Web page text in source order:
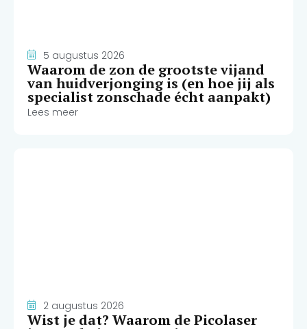
5 augustus 2026
Waarom de zon de grootste vijand
van huidverjonging is (en hoe jij als
specialist zonschade écht aanpakt)
Lees meer
2 augustus 2026
Wist je dat? Waarom de Picolaser